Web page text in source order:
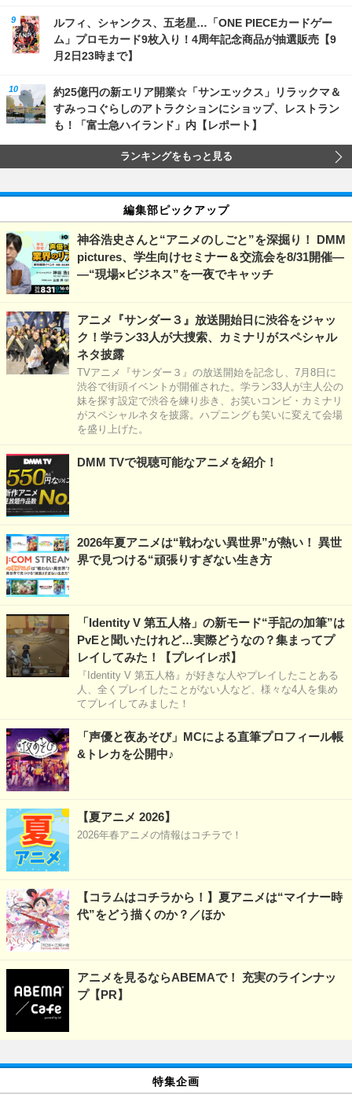
ルフィ、シャンクス、五老星…「ONE PIECEカードゲー
ム」プロモカード9枚入り！4周年記念商品が抽選販売【9
月2日23時まで】
約25億円の新エリア開業☆「サンエックス」リラックマ＆
すみっコぐらしのアトラクションにショップ、レストラン
も！「富士急ハイランド」内【レポート】
ランキングをもっと見る
編集部ピックアップ
神谷浩史さんと“アニメのしごと”を深掘り！ DMM
pictures、学生向けセミナー＆交流会を8/31開催―
―“現場×ビジネス”を一夜でキャッチ
アニメ『サンダー３』放送開始日に渋谷をジャッ
ク！学ラン33人が大捜索、カミナリがスペシャル
ネタ披露
TVアニメ『サンダー３』の放送開始を記念し、7月8日に
渋谷で街頭イベントが開催された。学ラン33人が主人公の
妹を探す設定で渋谷を練り歩き、お笑いコンビ・カミナリ
がスペシャルネタを披露。ハプニングも笑いに変えて会場
を盛り上げた。
DMM TVで視聴可能なアニメを紹介！
2026年夏アニメは“戦わない異世界”が熱い！ 異世
界で見つける“頑張りすぎない生き方
「Identity V 第五人格」の新モード“手記の加筆”は
PvEと聞いたけれど…実際どうなの？集まってプ
レイしてみた！【プレイレポ】
『Identity V 第五人格』が好きな人やプレイしたことある
人、全くプレイしたことがない人など、様々な4人を集め
てプレイしてみました！
「声優と夜あそび」MCによる直筆プロフィール帳
&トレカを公開中♪
【夏アニメ 2026】
2026年春アニメの情報はコチラで！
【コラムはコチラから！】夏アニメは“マイナー時
代”をどう描くのか？／ほか
アニメを見るならABEMAで！ 充実のラインナッ
プ【PR】
特集企画